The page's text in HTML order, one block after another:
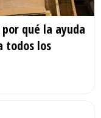
qué la ayuda
todos los